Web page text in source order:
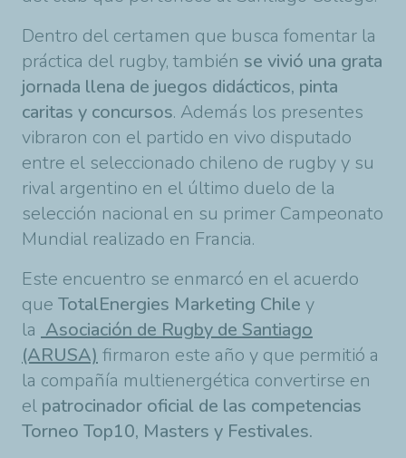
Dentro del certamen que busca fomentar la
práctica del rugby, también se vivió una grata
jornada llena de juegos didácticos, pinta
caritas y concursos. Además los presentes
vibraron con el partido en vivo disputado
entre el seleccionado chileno de rugby y su
rival argentino en el último duelo de la
selección nacional en su primer Campeonato
Mundial realizado en Francia.
Este encuentro se enmarcó en el acuerdo
que TotalEnergies Marketing Chile y
la Asociación de Rugby de Santiago
(ARUSA) firmaron este año y que permitió a
la compañía multienergética convertirse en
el patrocinador oficial de las competencias
Torneo Top10, Masters y Festivales.